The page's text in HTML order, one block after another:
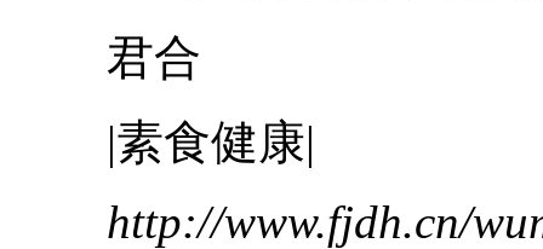
君合
|素食健康|
http://www.fjdh.cn/